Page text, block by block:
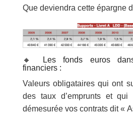
Que deviendra cette épargne
🔸 Les fonds euros
financiers :
Valeurs obligataires qui ont
des taux d’emprunts et qui
démesurée vos contrats dit «